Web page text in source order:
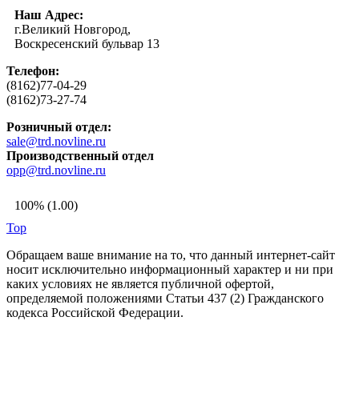
Наш Адрес:
г.Великий Новгород,
Воскресенский бульвар 13
Телефон:
(8162)77-04-29
(8162)73-27-74
Розничный отдел:
sale@trd.novline.ru
Производственный отдел
opp@trd.novline.ru
100% (1.00)
Top
Обращаем ваше внимание на то, что данный интернет-сайт
носит исключительно информационный характер и ни при
каких условиях не является публичной офертой,
определяемой положениями Статьи 437 (2) Гражданского
кодекса Российской Федерации.